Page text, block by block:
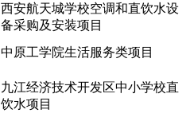
西安航天城学校空调和直饮水设
备采购及安装项目
中原工学院生活服务类项目
九江经济技术开发区中小学校直
饮水项目